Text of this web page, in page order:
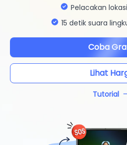
Pelacakan
15 detik suara
Coba
Lihat
Tutorial